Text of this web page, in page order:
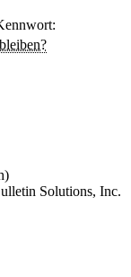
Solutions, Inc.